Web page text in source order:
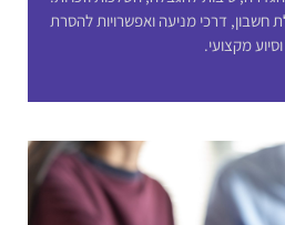
דרכי מניעה ואפשרויות להסרת
מקצועי.